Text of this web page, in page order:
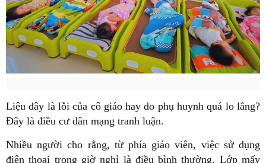
Liệu đây là lỗi của cô giáo hay do phụ huynh quá lo lắng?
Đây là điều cư dân mạng tranh luận.
Nhiều người cho rằng, từ phía giáo viên, việc sử dụng
điện thoại trong giờ nghỉ là điều bình thường. Lớp mấy